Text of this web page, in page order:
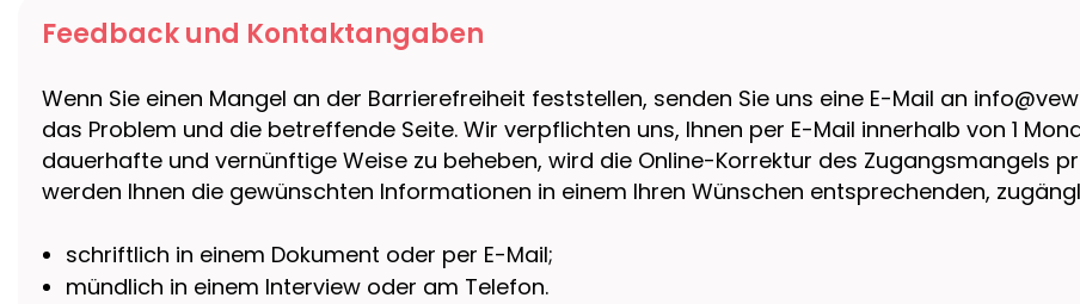
Feedback und Kontaktangaben
Wenn Sie einen Mangel an der Barrierefreiheit feststellen, senden Sie uns eine E-Mail an
das Problem und die betreffende Seite. Wir verpflichten uns, Ihnen per E-Mail innerhalb von 1
dauerhafte und vernünftige Weise zu beheben, wird die Online-Korrektur des Zugangsmangels
werden Ihnen die gewünschten Informationen in einem Ihren Wünschen entsprechenden,
schriftlich in einem Dokument oder per E-Mail;
mündlich in einem Interview oder am Telefon.